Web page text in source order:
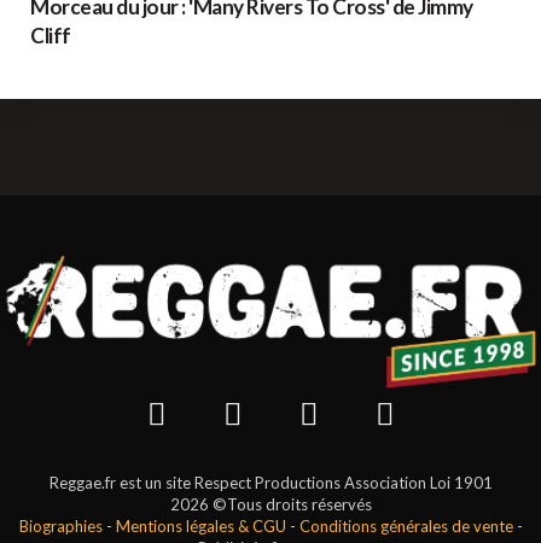
Morceau du jour : 'Many Rivers To Cross' de Jimmy
Cliff
Reggae.fr est un site Respect Productions Association Loi 1901
2026 ©Tous droits réservés
Biographies- Mentions légales & CGU - Conditions générales de vente-